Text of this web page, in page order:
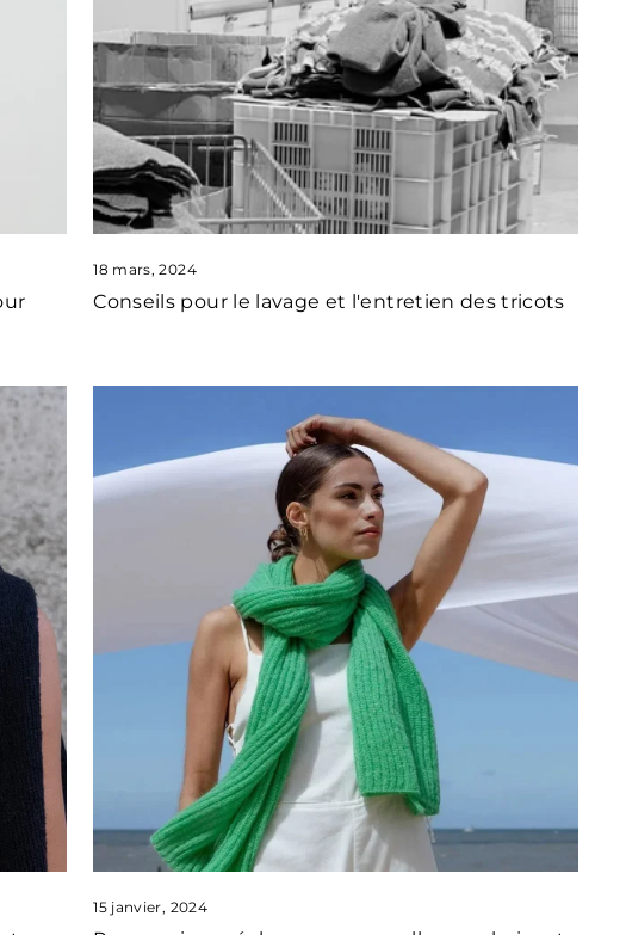
18 mars, 2024
Conseils pour le lavage et l'entretien des tricots
15 janvier, 2024